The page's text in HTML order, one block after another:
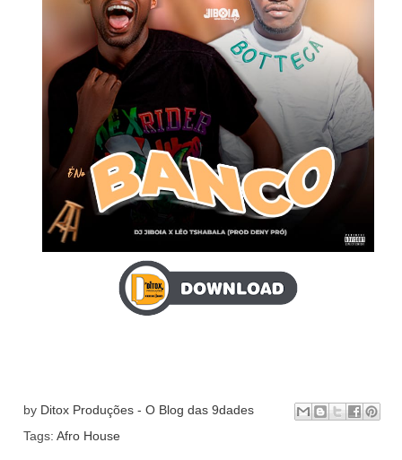
by Ditox Produções - O Blog das 9dades
Tags: Afro House